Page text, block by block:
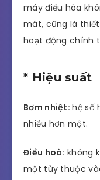
máy điều hòa
mát, cũng là
hoạt động chính
* Hiệu suất
Bơm nhiệt:hệ số
nhiều hơn một.
Điều hoà: không
một tùy thuộc